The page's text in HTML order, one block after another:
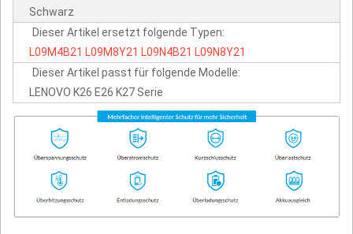
Schwarz
Dieser Artikel ersetzt folgende Typen:
L09M4B21 L09M8Y21 L09N4B21 L09N8Y21
Dieser Artikel passt für folgende Modelle:
LENOVO K26 E26 K27 Serie